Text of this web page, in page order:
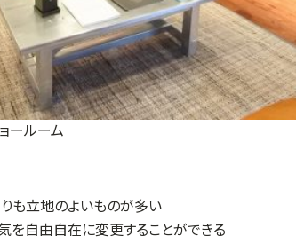
ールーム
も立地のよいものが多い
を自由自在に変更することができる